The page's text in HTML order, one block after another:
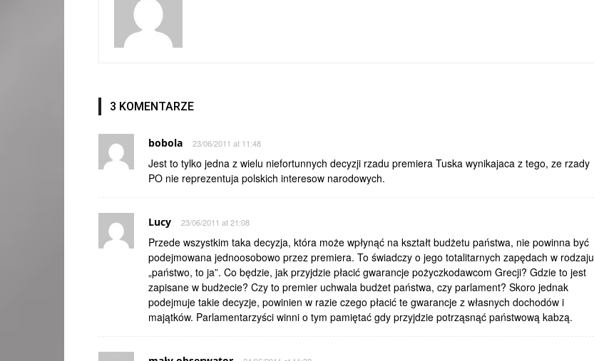
3 KOMENTARZE
bobola 23/06/2011 at 11:48
Jest to tylko jedna z wielu niefortunnych decyzji rzadu premiera Tuska wynikajaca z tego, ze rzady
PO nie reprezentuja polskich interesow narodowych.
Lucy 23/06/2011 at 21:08
Przede wszystkim taka decyzja, która może wpłynąć na kształt budżetu państwa, nie powinna być
podejmowana jednoosobowo przez premiera. To świadczy o jego totalitarnych zapędach w rodzaju
„państwo, to ja”. Co będzie, jak przyjdzie płacić gwarancje pożyczkodawcom Grecji? Gdzie to jest
zapisane w budżecie? Czy to premier uchwala budżet państwa, czy parlament? Skoro jednak
podejmuje takie decyzje, powinien w razie czego płacić te gwarancje z własnych dochodów i
majątków. Parlamentarzyści winni o tym pamiętać gdy przyjdzie potrząsnąć państwową kabzą.